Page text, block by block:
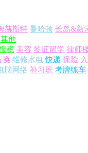
赫斯特 曼哈顿 长岛&新
其他
税 美容 签证留学 律师
换 维修水电 快递 保险
脑网络 补习班 考牌练车